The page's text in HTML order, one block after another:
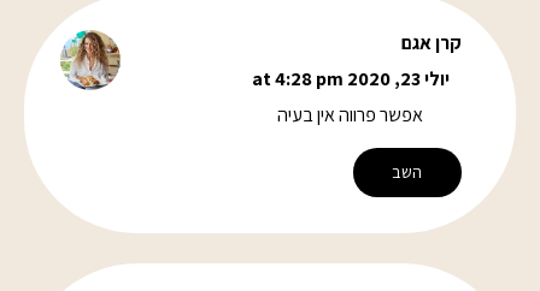
קרן אגם
יולי 23, 2020 at 4:28 pm
אפשר פרווה אין בעיה
השב